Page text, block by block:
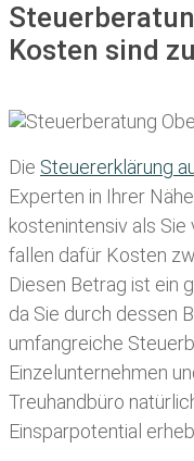
Kosten sind
Die Steuererklärung
Experten in Ihrer
kostenintensiv als
fallen dafür Kosten
Diesen Betrag ist ein
da Sie durch dessen
umfangreiche
Einzelunternehmen
Treuhandbüro
Einsparpotential